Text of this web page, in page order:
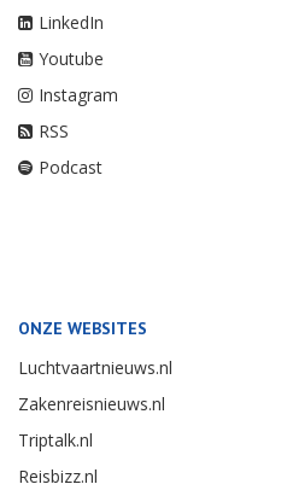
LinkedIn
Youtube
Instagram
RSS
Podcast
ONZE WEBSITES
Luchtvaartnieuws.nl
Zakenreisnieuws.nl
Triptalk.nl
Reisbizz.nl